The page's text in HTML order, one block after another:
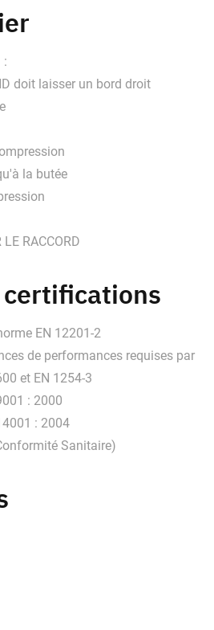
:
doit laisser un bord droit
la butée
LE RACCORD
EN 12201-2
de performances requises par
et EN 1254-3
: 2000
: 2004
Sanitaire)